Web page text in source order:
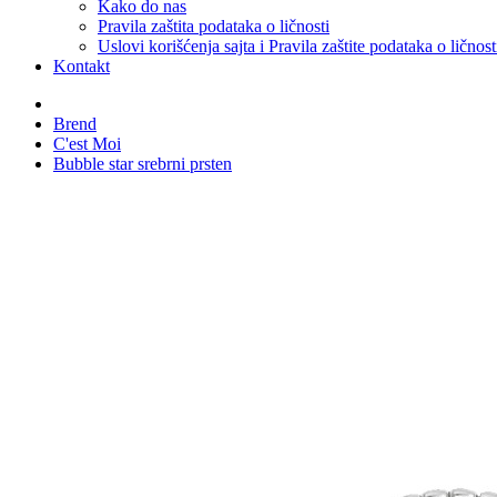
Kako do nas
Pravila zaštita podataka o ličnosti
Uslovi korišćenja sajta i Pravila zaštite podataka o
Kontakt
Brend
C'est Moi
Bubble star srebrni prsten